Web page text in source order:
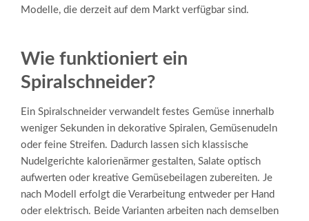
Modelle, die derzeit auf dem Markt verfügbar sind.
Wie funktioniert ein
Spiralschneider?
Ein Spiralschneider verwandelt festes Gemüse innerhalb
weniger Sekunden in dekorative Spiralen, Gemüsenudeln
oder feine Streifen. Dadurch lassen sich klassische
Nudelgerichte kalorienärmer gestalten, Salate optisch
aufwerten oder kreative Gemüsebeilagen zubereiten. Je
nach Modell erfolgt die Verarbeitung entweder per Hand
oder elektrisch. Beide Varianten arbeiten nach demselben